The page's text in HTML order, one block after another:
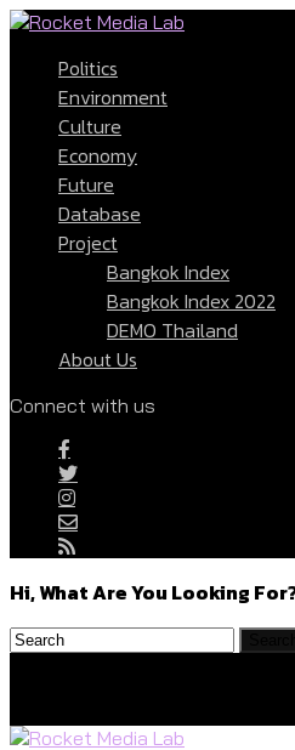
Politics
Environment
Culture
Economy
Future
Database
Project
Bangkok Index
Bangkok Index 2022
DEMO Thailand
About Us
Connect with us
Hi, What Are You Looking